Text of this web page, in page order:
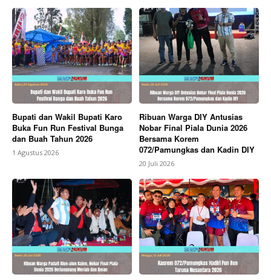
Bupati dan Wakil Bupati Karo
Buka Fun Run Festival Bunga
dan Buah Tahun 2026
1 Agustus 2026
Ribuan Warga DIY Antusias
Nobar Final Piala Dunia 2026
Bersama Korem
072/Pamungkas dan Kadin DIY
20 Juli 2026